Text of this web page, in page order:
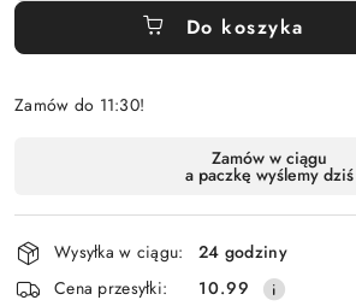
Do koszyka
Zamów do 11:30!
dostawa
Zamów w ciągu
a paczkę wyślemy dziś
Wysyłka w ciągu:
24 godziny
Cena przesyłki:
10.99